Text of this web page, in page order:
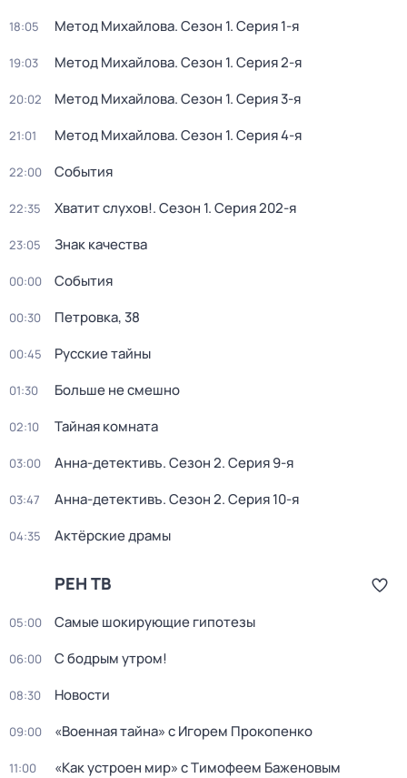
18:05 Метод Михайлова. Сезон 1. Серия 1-я
19:03 Метод Михайлова. Сезон 1. Серия 2-я
20:02 Метод Михайлова. Сезон 1. Серия 3-я
21:01 Метод Михайлова. Сезон 1. Серия 4-я
22:00 События
22:35 Хватит слухов!. Сезон 1. Серия 202-я
23:05 Знак качества
00:00 События
00:30 Петровка, 38
00:45 Русские тайны
01:30 Больше не смешно
02:10 Тайная комната
03:00 Анна-детективъ. Сезон 2. Серия 9-я
03:47 Анна-детективъ. Сезон 2. Серия 10-я
04:35 Актёрские драмы
РЕН ТВ
05:00 Самые шoкиpующие гипотезы
06:00 С бодрым утром!
08:30 Новости
09:00 «Военная тайна» с Игорем Прокопенко
11:00 «Как устроен мир» с Тимофеем Баженовым